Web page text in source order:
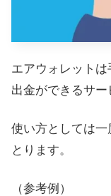
エアウォレット
出金ができるサー
使い方としては
とります。
（参考例）